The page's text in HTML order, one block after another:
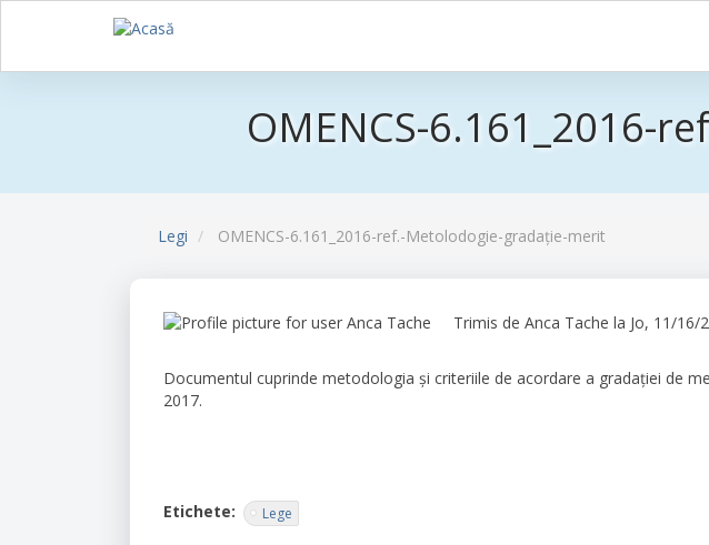
Sari
OMENCS-6.161_2016-
Legi OMENCS-6.161_2016-ref.-Metolodogie-gradație-merit
Trimis de Anca Tache la Jo, 11/16/
Documentul cuprinde metodologia și criteriile de acordare a gradației de
2017.
Etichete Lege